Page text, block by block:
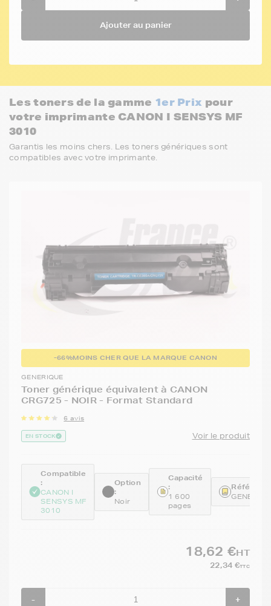
Ajouter au panier
Les toners de la gamme 1er Prix pour
votre imprimante CANON I SENSYS MF
3010
Garantis les moins chers. Les toners génériques sont
compatibles avec votre imprimante.
-66%MOINS CHER QUE LA MARQUE CANON
GENERIQUE
Toner générique équivalent à CANON
CRG725 - NOIR - Format Standard
6 avis
EN STOCK Voir le produit
Compatible
:
CANON I
SENSYS MF
3010
Option
:
Noir
Capacité
:
1 600
pages
18,62 €HT
22,34 €TTC
- +